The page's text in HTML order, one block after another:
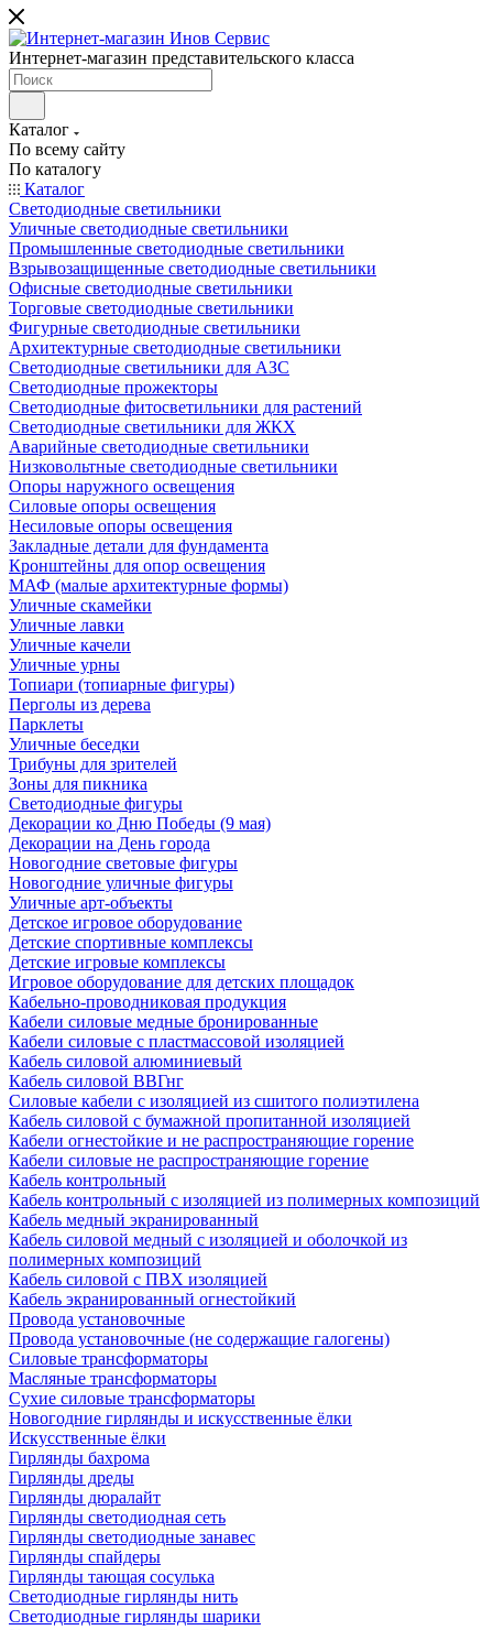
Интернет-магазин представительского класса
Каталог
По всему сайту
По каталогу
Каталог
Светодиодные светильники
Уличные светодиодные светильники
Промышленные светодиодные светильники
Взрывозащищенные светодиодные светильники
Офисные светодиодные светильники
Торговые светодиодные светильники
Фигурные светодиодные светильники
Архитектурные светодиодные светильники
Светодиодные светильники для АЗС
Светодиодные прожекторы
Светодиодные фитосветильники для растений
Светодиодные светильники для ЖКХ
Аварийные светодиодные светильники
Низковольтные светодиодные светильники
Опоры наружного освещения
Силовые опоры освещения
Несиловые опоры освещения
Закладные детали для фундамента
Кронштейны для опор освещения
МАФ (малые архитектурные формы)
Уличные скамейки
Уличные лавки
Уличные качели
Уличные урны
Топиари (топиарные фигуры)
Перголы из дерева
Парклеты
Уличные беседки
Трибуны для зрителей
Зоны для пикника
Светодиодные фигуры
Декорации ко Дню Победы (9 мая)
Декорации на День города
Новогодние световые фигуры
Новогодние уличные фигуры
Уличные арт-объекты
Детское игровое оборудование
Детские спортивные комплексы
Детские игровые комплексы
Игровое оборудование для детских площадок
Кабельно-проводниковая продукция
Кабели силовые медные бронированные
Кабели силовые с пластмассовой изоляцией
Кабель силовой алюминиевый
Кабель силовой ВВГнг
Силовые кабели с изоляцией из сшитого полиэтилена
Кабель силовой с бумажной пропитанной изоляцией
Кабели огнестойкие и не распространяющие горение
Кабели силовые не распространяющие горение
Кабель контрольный
Кабель контрольный с изоляцией из полимерных композиций
Кабель медный экранированный
Кабель силовой медный с изоляцией и оболочкой из
полимерных композиций
Кабель силовой с ПВХ изоляцией
Кабель экранированный огнестойкий
Провода установочные
Провода установочные (не содержащие галогены)
Силовые трансформаторы
Масляные трансформаторы
Сухие силовые трансформаторы
Новогодние гирлянды и искусственные ёлки
Искусственные ёлки
Гирлянды бахрома
Гирлянды дреды
Гирлянды дюралайт
Гирлянды светодиодная сеть
Гирлянды светодиодные занавес
Гирлянды спайдеры
Гирлянды тающая сосулька
Светодиодные гирлянды нить
Светодиодные гирлянды шарики